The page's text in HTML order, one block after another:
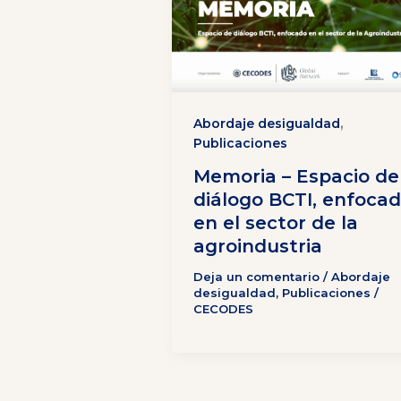
Abordaje desigualdad,
Publicaciones
Memoria – Espacio de
diálogo BCTI,
en el sector de la
agroindustria
Deja un comentario /Abordaje
desigualdad, Publicaciones /
CECODES